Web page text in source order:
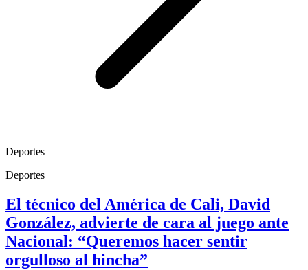
Deportes
Deportes
El técnico del América de Cali, David
González, advierte de cara al juego ante
Nacional: “Queremos hacer sentir
orgulloso al hincha”